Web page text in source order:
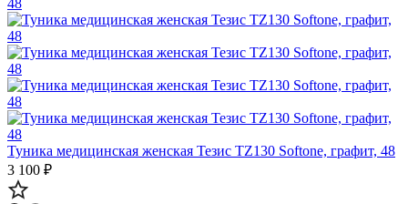
Туника медицинская женская Тезис TZ130 Softone, графит, 48
3 100 ₽